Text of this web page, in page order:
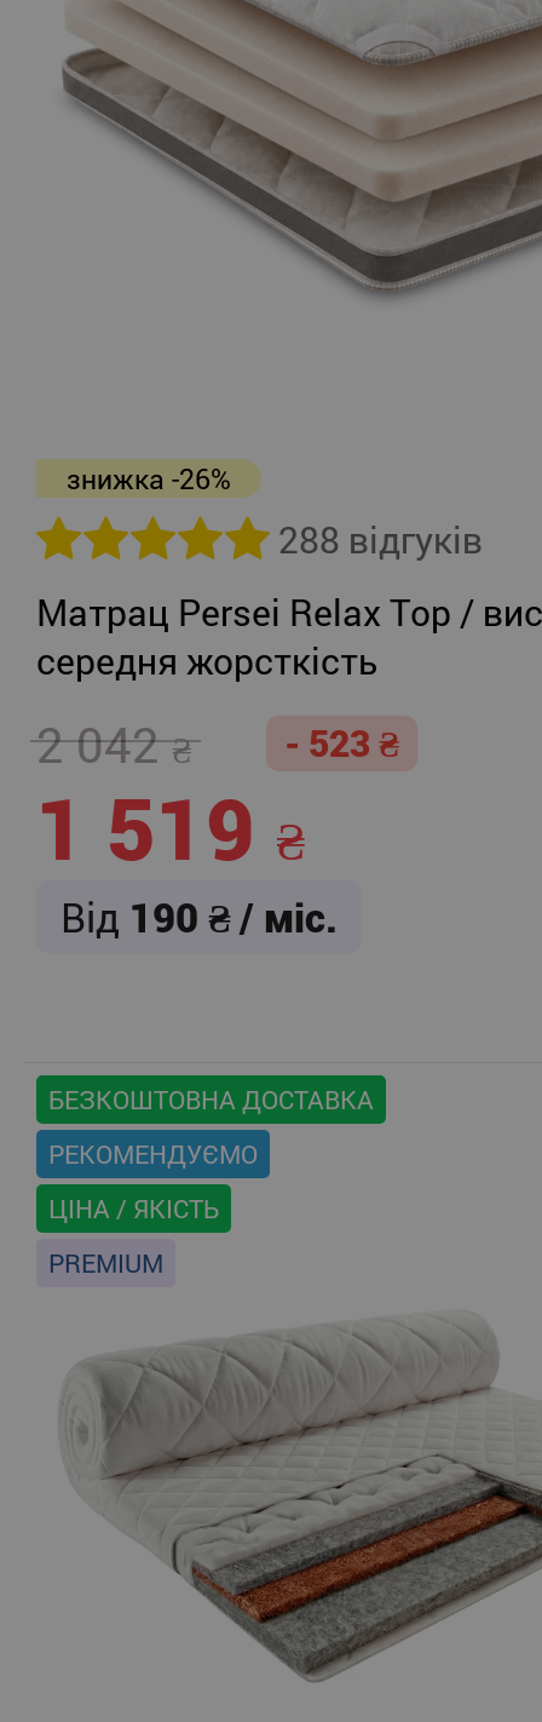
знижка -26%
288 відгуків
Матрац Persei Relax Top /
середня жорсткість
2 042 - 523
1 519
Від 190 / міс.
БЕЗКОШТОВНА ДОСТАВКА
РЕКОМЕНДУЄМО
ЦІНА / ЯКІСТЬ
PREMIUM